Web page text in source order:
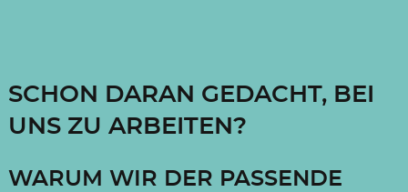
SCHON DARAN GEDACHT, BEI
UNS ZU ARBEITEN?
WARUM WIR DER PASSENDE